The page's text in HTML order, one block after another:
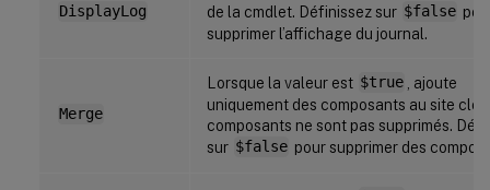
DisplayLog
de la cmdlet. Définissez sur $false
supprimer l’affichage du journal.
Merge
Lorsque la valeur est $true
, ajoute
uniquement des composants au site
composants ne sont pas supprimés.
sur $false pour supprimer des